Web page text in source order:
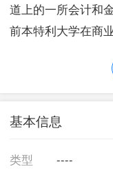
道上的一所会计和
前本特利大学在商
30位。 为了容纳
波士顿市中心搬到
园的面积已经达到
23支。学校设有会
基本信息
类型 ----